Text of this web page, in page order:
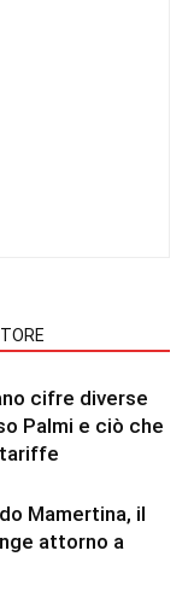
cifre diverse
Palmi e ciò che
Mamertina, il
attorno a